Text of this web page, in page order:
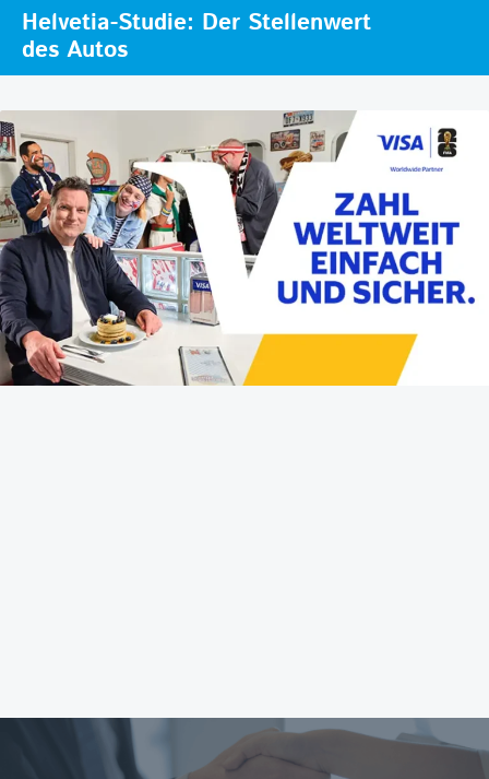
Helvetia-Studie: Der Stellenwert
des Autos